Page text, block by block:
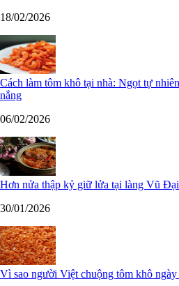
18/02/2026
Cách làm tôm khô tại nhà: Ngọt tự
nắng
06/02/2026
Hơn nửa thập kỷ giữ lửa tại làng Vũ
30/01/2026
Vì sao người Việt chuộng tôm khô ngày